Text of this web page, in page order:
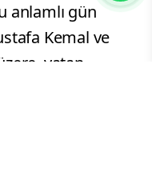
anlamlı gün
Kemal ve
vatan